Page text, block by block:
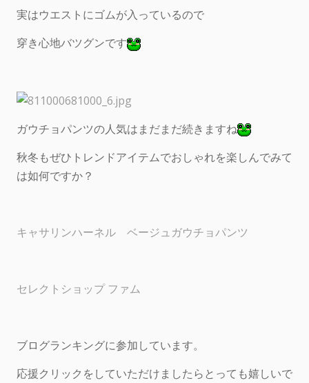
実はウエストにゴムが入っているので
穿き心地バツグンです
ガウチョパンツの人気はまだまだ続きますね
秋冬もぜひトレンドアイテムでおしゃれを楽しんでみて
は如何ですか？
キャサリンハーネル ベージュガウチョパンツ
セレクトショップ ファム
ブログランキングに参加しています。
応援クリックをしていただけましたらとっても嬉しいで